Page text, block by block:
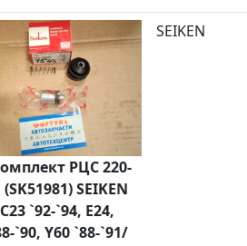
[91]
[2]
[12]
[86]
[3]
[16]
[7]
[18]
[5]
РЦС 220-
SEIKEN
`92-`94, E24,
`90, Y60 `88-`91/
SEIKEN